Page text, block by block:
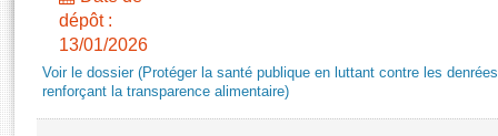
Textes adoptés
Rapports d'information
Rapports d'enquête
Juniors
Anciennes législatures
Liens vers les sites publics
dépôt :
13/01/2026
Voir le dossier (Protéger la santé publique en luttant contre les
renforçant la transparence alimentaire)